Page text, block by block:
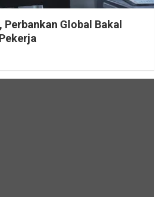
Global Bakal